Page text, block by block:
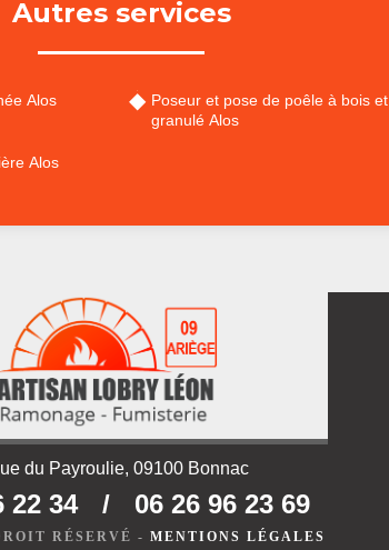
Autres services
Alos
Alos
Poseur et pose de poêle à bois et
granulé Alos
du Payroulie, 09100 Bonnac
22 34 / 06 26 96 23 69
RÉSERVÉ - MENTIONS LÉGALES